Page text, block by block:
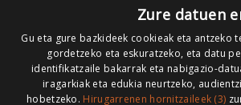
Zure datuen
Gu eta gure bazkideek cookieak eta
gordetzeko eta eskuratzeko, eta datu
identifikatzaile bakarrak eta nabigazio-
iragarkiak eta edukia neurtzeko,
hobetzeko. Hirugarrenen hornitzaileek (3)